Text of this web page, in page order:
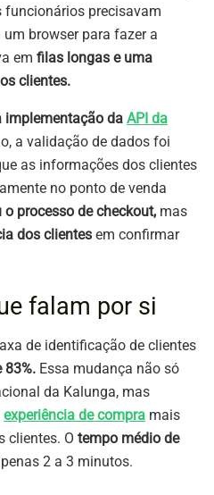
funcionários precisavam
browser para fazer a
em filas longas e uma
clientes.
implementação da API da
a validação de dados foi
as informações dos clientes
no ponto de venda
o processo de checkout, mas
dos clientes em confirmar
falam por si
de identificação de clientes
83%. Essa mudança não só
da Kalunga, mas
experiência de compra mais
clientes. O tempo médio de
2 a 3 minutos.